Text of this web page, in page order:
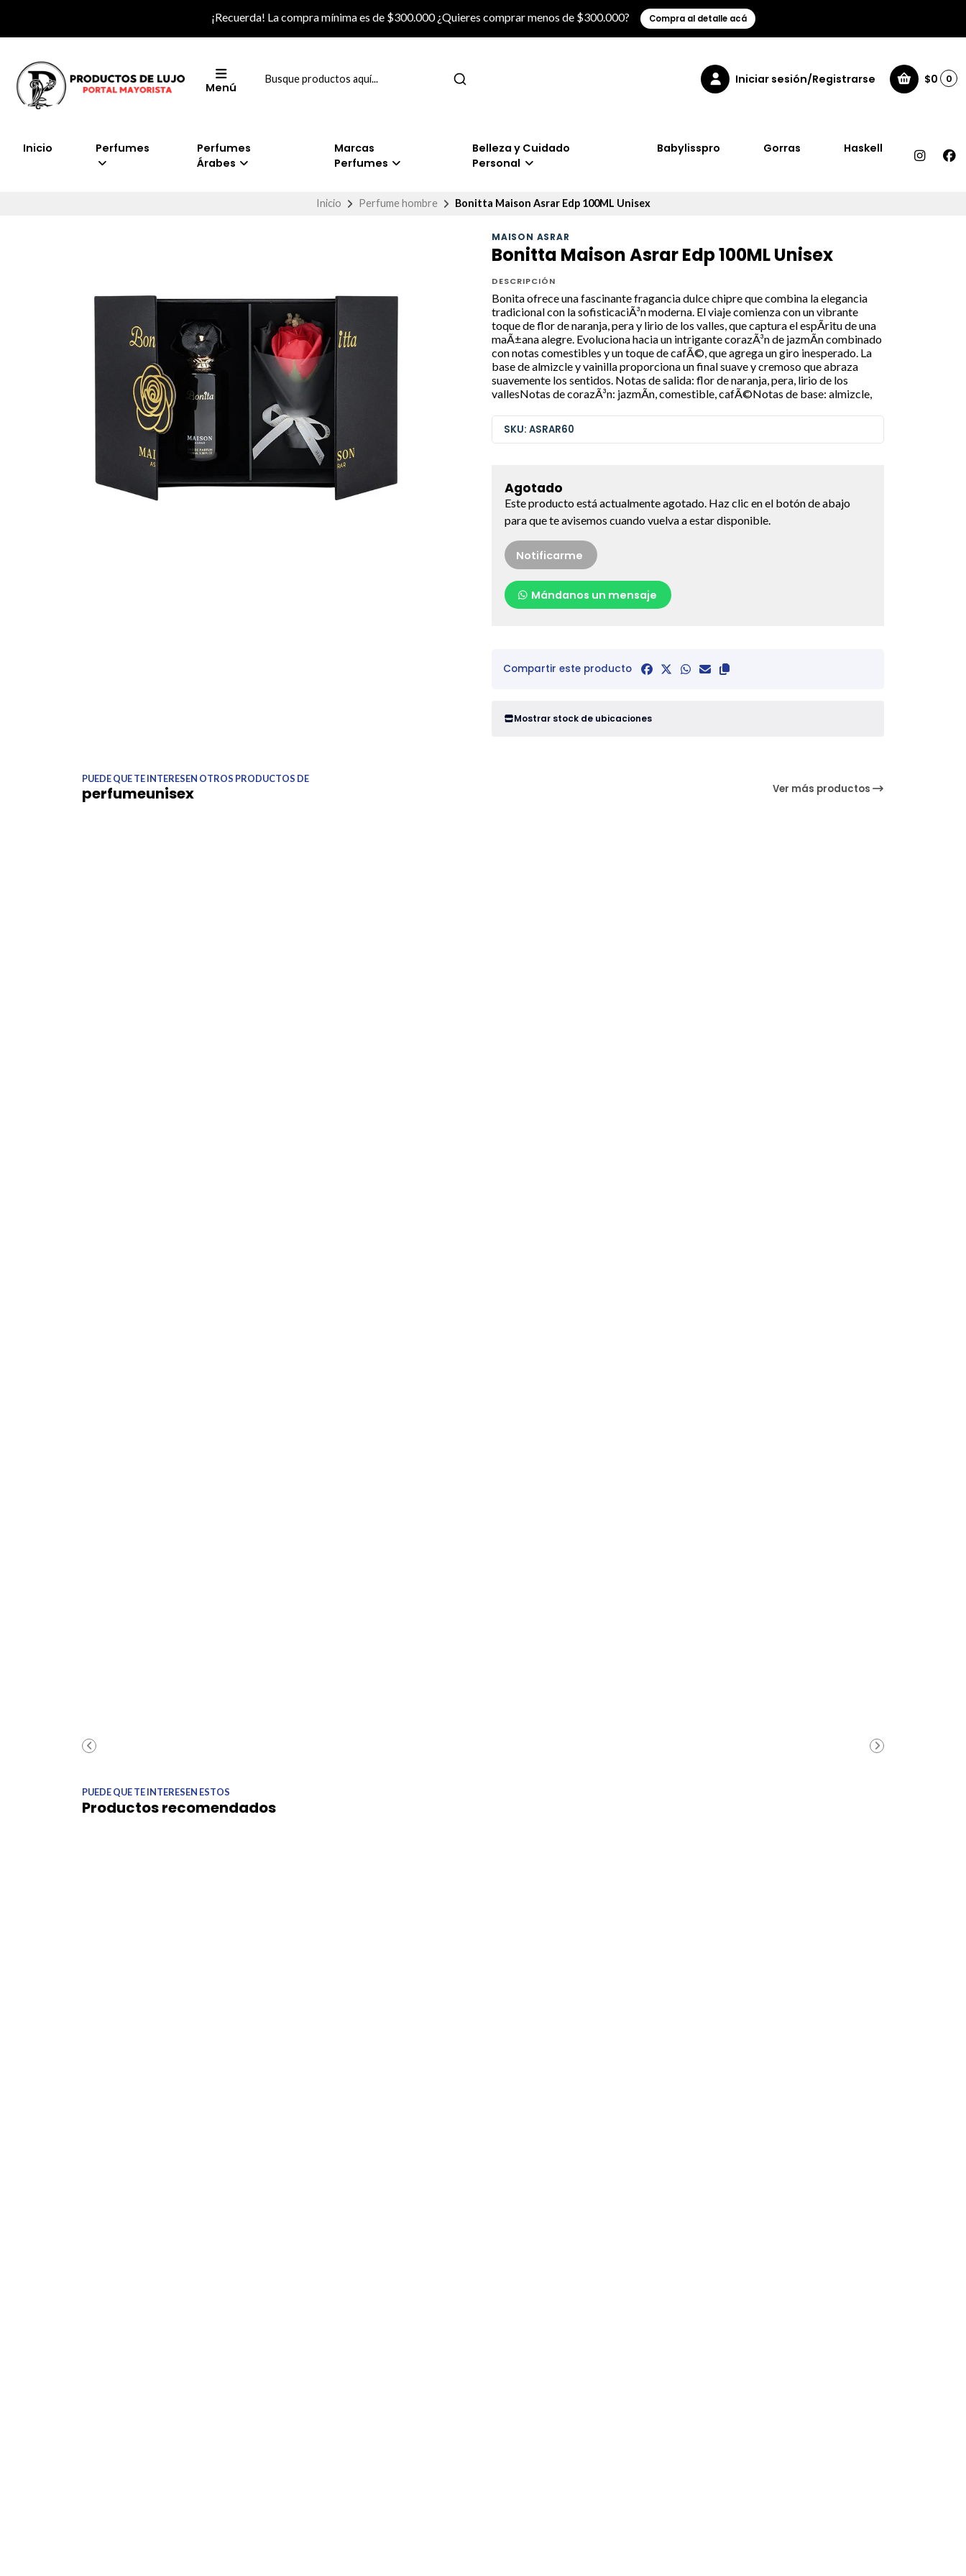
¡Recuerda! La compra mínima es de $300.000 ¿Quieres comprar menos de $300.000? Compra al detalle acá
Menú
Iniciar sesión/Registrarse $0 0
Inicio Perfumes
Perfumes
Árabes
Marcas
Perfumes
Belleza y Cuidado
Personal
Babylisspro Gorras Haskell
Inicio Perfume hombre Bonitta Maison Asrar Edp 100ML Unisex
MAISON ASRAR
Bonitta Maison Asrar Edp 100ML Unisex
DESCRIPCIÓN
Bonita ofrece una fascinante fragancia dulce chipre que combina la elegancia
tradicional con la sofisticaciÃ³n moderna. El viaje comienza con un vibrante
toque de flor de naranja, pera y lirio de los valles, que captura el espÃ­ritu de una
maÃ±ana alegre. Evoluciona hacia un intrigante corazÃ³n de jazmÃ­n combinado
con notas comestibles y un toque de cafÃ©, que agrega un giro inesperado. La
base de almizcle y vainilla proporciona un final suave y cremoso que abraza
suavemente los sentidos. Notas de salida: flor de naranja, pera, lirio de los
vallesNotas de corazÃ³n: jazmÃ­n, comestible, cafÃ©Notas de base: almizcle,
SKU: ASRAR60
Agotado
Este producto está actualmente agotado. Haz clic en el botón de abajo
para que te avisemos cuando vuelva a estar disponible.
Notificarme
Mándanos un mensaje
Compartir este producto
Mostrar stock de ubicaciones
PUEDE QUE TE INTERESEN OTROS PRODUCTOS DE
perfumeunisex Ver más productos
PUEDE QUE TE INTERESEN ESTOS
Productos recomendados